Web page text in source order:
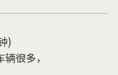
)
很多，